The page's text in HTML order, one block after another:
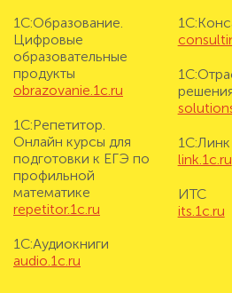
1С:Образование.
Цифровые
образовательные
продукты
obrazovanie.1c.ru
1С:Репетитор.
Онлайн курсы для
подготовки к ЕГЭ по
профильной
математике
repetitor.1c.ru
1С:Аудиокниги
audio.1c.ru
1С:Линк
link.1c.ru
ИТС
its.1c.ru